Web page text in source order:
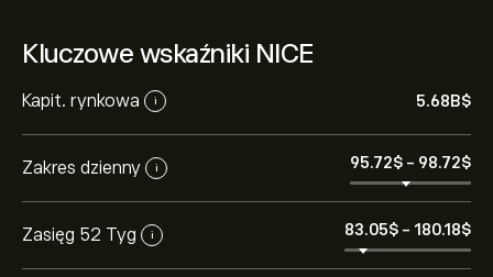
Kluczowe wskaźniki NICE
Kapit. rynkowa i 5.68B‎$‎
Zakres dzienny i 95.72‎$‎ - 98.72‎$‎
Zasięg 52 Tyg i 83.05‎$‎ - 180.18‎$‎